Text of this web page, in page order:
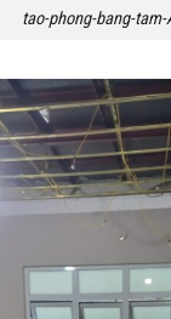
tao-phong-bang-tam-